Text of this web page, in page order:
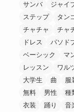
サンバ
ジャイ
ステップ
タン
チャチャ
チャ
ドレス
パソド
ベーシック
マ
レッスン
ワル
大学生
曲 服
無料
男性 種
衣装
踊り 音